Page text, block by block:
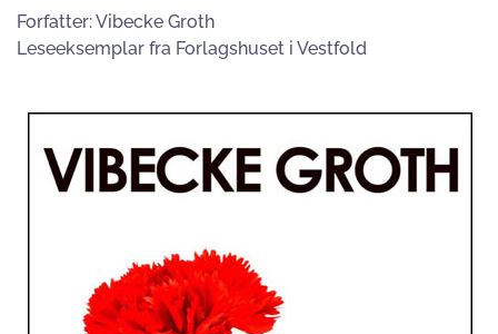
Forfatter:Vibecke Groth
Leseeksemplar fra Forlagshuset i Vestfold